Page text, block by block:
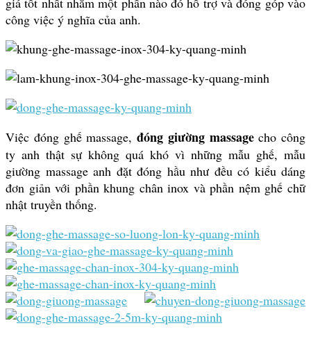
công việc ý nghĩa của anh.
Việc đóng ghế massage, đóng giường massagecho công
ty anh thật sự không quá khó vì những mẫu ghế, mẫu
giường massage anh đặt đóng hầu như đều có kiểu dáng
đơn giản với phần khung chân inox và phần nệm ghế chữ
nhật truyền thống.